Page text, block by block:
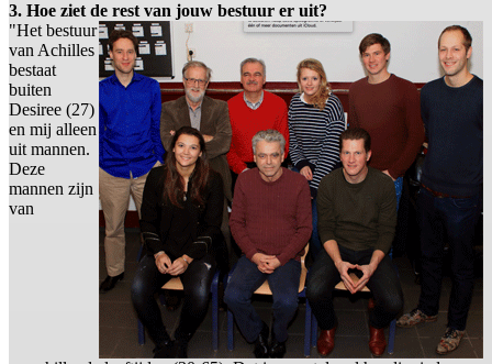
3. Hoe ziet de rest van jouw bestuur er uit?
"Het bestuur
van Achilles
bestaat
buiten
Desiree (27)
en mij alleen
uit mannen.
Deze
mannen zijn
van